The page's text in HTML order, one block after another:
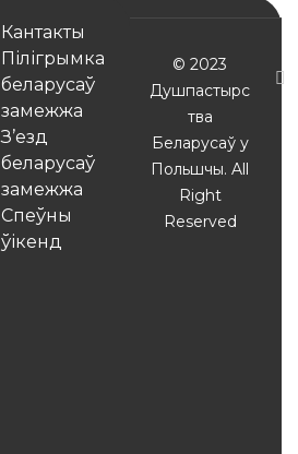
Кантакты
Пілігрымка
беларусаў
замежжа
З’езд
беларусаў
замежжа
Спеўны
ўікенд
© 2023
Душпастырс
тва
Беларусаў у
Польшчы. All
Right
Reserved